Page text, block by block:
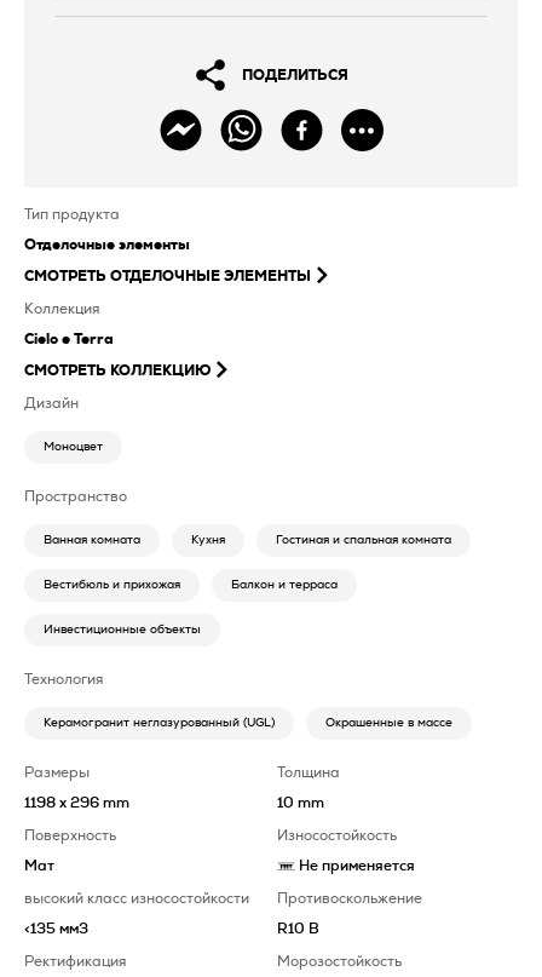
ПОДЕЛИТЬСЯ
Тип продукта
Отделочные элементы
СМОТРЕТЬ ОТДЕЛОЧНЫЕ ЭЛЕМЕНТЫ
Коллекция
Cielo e Terra
СМОТРЕТЬ КОЛЛЕКЦИЮ
Дизайн
Моноцвет
Пространство
Ванная комната Кухня Гостиная и спальная комната
Вестибюль и прихожая Балкон и терраса
Инвестиционные объекты
Технология
Керамогранит неглазурованный (UGL) Окрашенные в массе
Размеры
1198 x 296 mm
Толщина
10 mm
Поверхность
Мат
Износостойкость
Не применяется
высокий класс износостойкости
<135 мм3
Противоскольжение
R10 B
Ректификация Морозостойкость